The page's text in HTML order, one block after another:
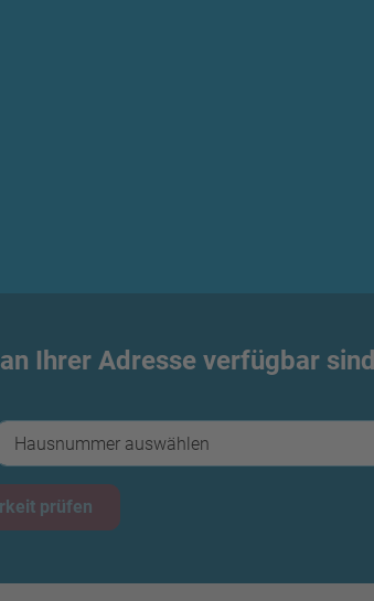
Ihrer Adresse verfügbar sind
auswählen
prüfen